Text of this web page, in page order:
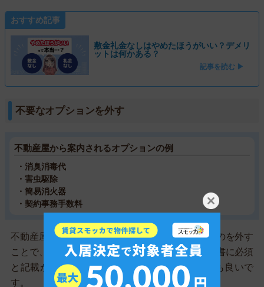
おすすめ記事
敷金礼金なしはやめたほうがいい？デメリ
ットは何かある？
記事を読む ▶
不要なオプションを外す
不動産屋から案内されるオプションの例
・消臭消毒代
・害虫駆除
・簡易消火器
・契約事務手数料
不動産屋から案内されるオプションから不要なものを外す
ことで、初期費用を最低限に抑えられます。契約書に必須
と記載がなければ、上記の項目は支払わなくても良いで
す。